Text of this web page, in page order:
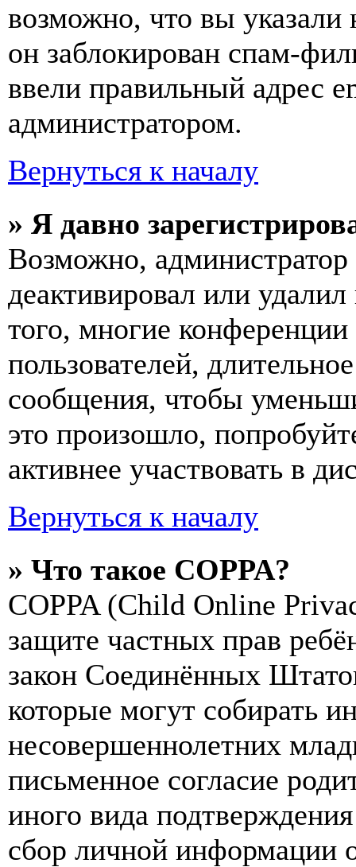
возможно, что вы
он заблокирован спам-
ввели правильный адрес
администратором.
Вернуться к началу
» Я давно
Возможно,
деактивировал или
того, многие
пользователей,
сообщения, чтобы
это произошло,
активнее участвовать в
Вернуться к началу
» Что такое COPPA?
COPPA (Child Online
защите частных прав
закон Соединённых
которые могут собирать
несовершеннолетних
письменное согласие
иного вида
сбор личной информации